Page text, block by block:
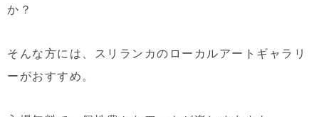
か？
そんな方には、スリランカのローカルアートギャラリ
ーがおすすめ。